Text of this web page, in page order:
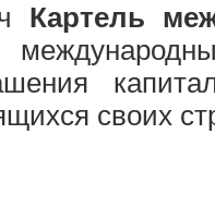
Картель
своих